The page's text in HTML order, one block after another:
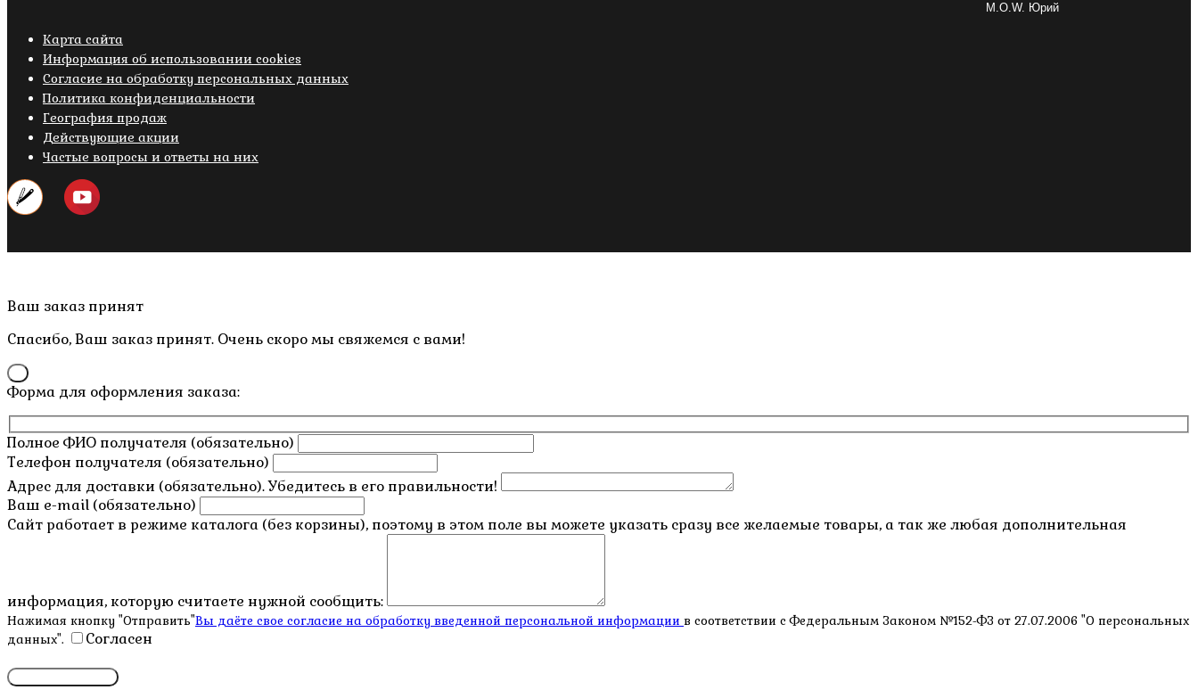
M.O.W. Юрий
Карта сайта
Информация об использовании cookies
Cогласие на обработку персональных данных
Политика конфиденциальности
География продаж
Действующие акции
Частые вопросы и ответы на них
Пролистать
Ваш заказ принят
Спасибо, Ваш заказ принят. Очень скоро мы свяжемся с вами!
Форма для оформления заказа:
Полное ФИО получателя (обязательно)
Телефон получателя (обязательно)
Адрес для доставки (обязательно). Убедитесь в его правильности!
Ваш e-mail (обязательно)
Сайт работает в режиме каталога (без корзины), поэтому в этом поле вы можете указать сразу все желаемые товары, а так же любая дополнительная
информация, которую считаете нужной сообщить:
Нажимая кнопку "Отправить"Вы даёте свое согласие на обработку введенной персональной информации в соответствии с Федеральным Законом №152-ФЗ от 27.07.2006 "О персональных
данных".
Согласен